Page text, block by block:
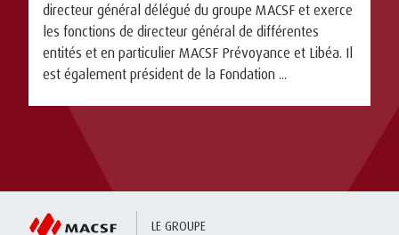
directeur général délégué du groupe MACSF et exerce
les fonctions de directeur général de différentes
entités et en particulier MACSF Prévoyance et Libéa. Il
est également président de la Fondation ...
LE GROUPE